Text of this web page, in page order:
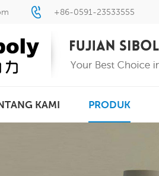
+86-0591-23533555
KAMI PRODUK